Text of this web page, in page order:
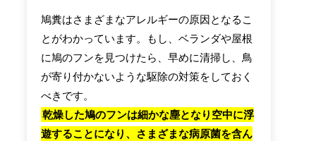
鳩糞はさまざまなアレルギーの原因となるこ
とがわかっています。もし、ベランダや屋根
に鳩のフンを見つけたら、早めに清掃し、鳥
が寄り付かないような駆除の対策をしておく
べきです。
乾燥した鳩のフンは細かな塵となり空中に浮
遊することになり、さまざまな病原菌を含ん